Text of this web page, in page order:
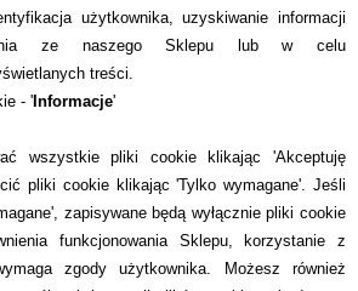
użytkownika, uzyskiwanie informacji
ze naszego Sklepu lub w celu
treści.
- 'Informacje'
wszystkie pliki cookie klikając 'Akceptuję
pliki cookie klikając 'Tylko wymagane'. Jeśli
zapisywane będą wyłącznie pliki cookie
funkcjonowania Sklepu, korzystanie z
zgody użytkownika. Możesz również
KONTAKTOWE